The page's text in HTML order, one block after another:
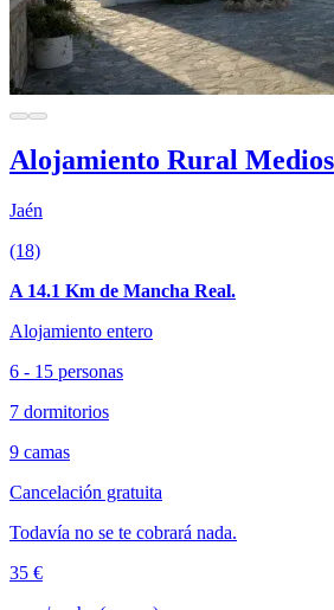
Alojamiento Rural Medios
Jaén
(18)
A 14.1 Km de Mancha Real.
Alojamiento entero
6 - 15 personas
7 dormitorios
9 camas
Cancelación gratuita
Todavía no se te cobrará nada.
35 €